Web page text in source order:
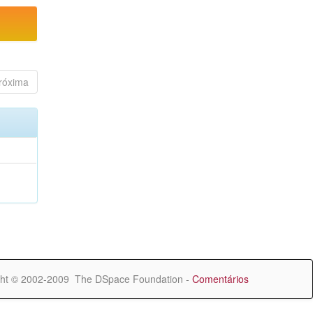
© 2002-2009 The DSpace Foundation - Comentários